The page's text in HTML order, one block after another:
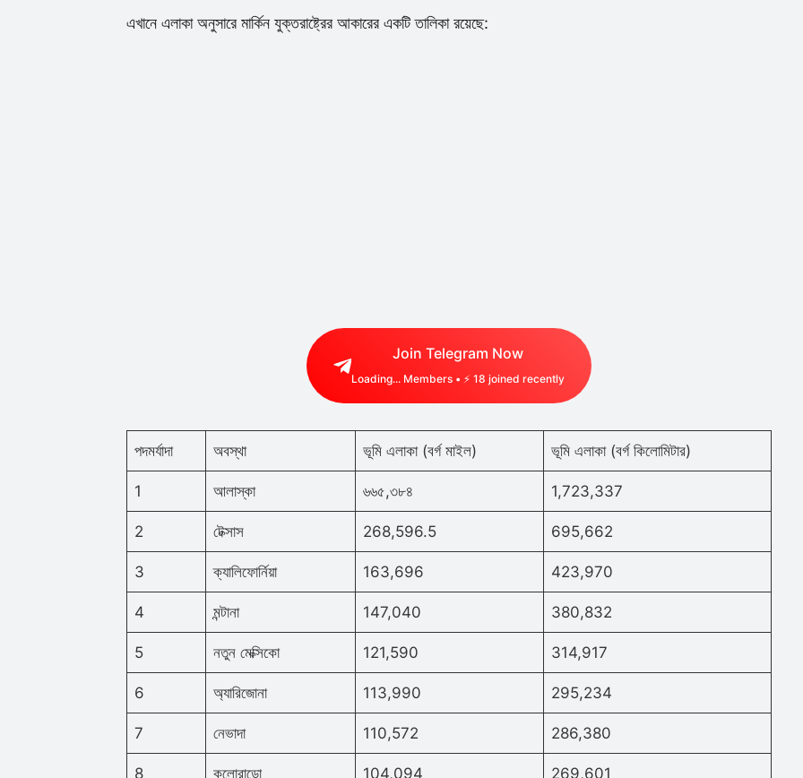
এখানে এলাকা অনুসারে মার্কিন যুক্তরাষ্ট্রের আকারের একটি তালিকা রয়েছে:
Join Telegram Now
Loading... Members • ⚡ 18 joined recently
পদমর্যাদা অবস্থা ভূমি এলাকা (বর্গ মাইল) ভূমি এলাকা (বর্গ কিলোমিটার)
1 আলাস্কা ৬৬৫,৩৮৪ 1,723,337
2 টেক্সাস 268,596.5 695,662
3 ক্যালিফোর্নিয়া 163,696 423,970
4 মন্টানা 147,040 380,832
5 নতুন মেক্সিকো 121,590 314,917
6 অ্যারিজোনা 113,990 295,234
7 নেভাদা 110,572 286,380
8 কলোরাডো 104,094 269,601